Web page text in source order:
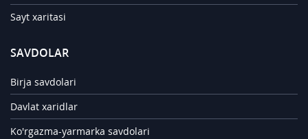
Sayt xaritasi
SAVDOLAR
Birja savdolari
Davlat xaridlar
Ko'rgazma-yarmarka savdolari